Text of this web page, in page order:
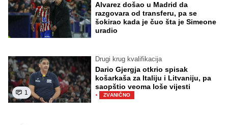
Alvarez došao u Madrid da
razgovara od transferu, pa se
šokirao kada je čuo šta je Simeone
uradio
1
Drugi krug kvalifikacija
Dario Gjergja otkrio spisak
košarkaša za Italiju i Litvaniju, pa
saopštio veoma loše vijesti
· ZVANIČNO